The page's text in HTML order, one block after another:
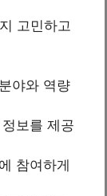
고민하고
야와 역량
보를 제공
참여하게